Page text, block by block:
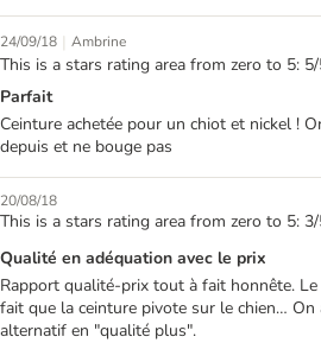
24/09/18 | Ambrine
This is a stars rating area from zero to 5:
Parfait
Ceinture achetée pour un chiot et nickel !
depuis et ne bouge pas
20/08/18
This is a stars rating area from zero to 5:
Qualité en adéquation avec le prix
Rapport qualité-prix tout à fait honnête.
fait que la ceinture pivote sur le chien…
alternatif en "qualité plus".